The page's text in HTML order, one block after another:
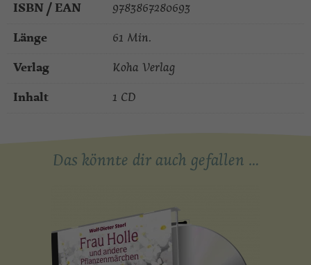
ISBN / EAN 9783867280693
Länge 61 Min.
Verlag Koha Verlag
Inhalt 1 CD
Das könnte dir auch gefallen …